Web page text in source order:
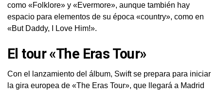
como «Folklore» y «Evermore», aunque también hay
espacio para elementos de su época «country», como en
«But Daddy, I Love Him!».
El tour «The Eras Tour»
Con el lanzamiento del álbum, Swift se prepara para iniciar
la gira europea de «The Eras Tour», que llegará a Madrid